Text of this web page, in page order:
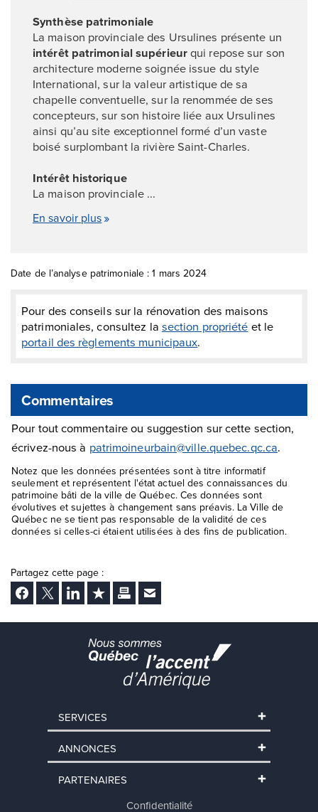
Synthèse patrimoniale
La maison provinciale des Ursulines présente un
intérêt patrimonial supérieurqui repose sur son
architecture moderne soignée issue du style
International, sur la valeur artistique de sa
chapelle conventuelle, sur la renommée de ses
concepteurs, sur son histoire liée aux Ursulines
ainsi qu’au site exceptionnel formé d’un vaste
boisé surplombant la rivière Saint-Charles.
Intérêt historique
La maison provinciale ...
En savoir plus
Date de l’analyse patrimoniale : 1 mars 2024
Pour des conseils sur la rénovation des maisons
patrimoniales, consultez la section propriété et le
portail des règlements municipaux.
Commentaires
Pour tout commentaire ou suggestion sur cette section,
écrivez-nous à patrimoineurbain@ville.quebec.qc.ca.
Notez que les données présentées sont à titre informatif
seulement et représentent l'état actuel des connaissances du
patrimoine bâti de la ville de Québec. Ces données sont
évolutives et sujettes à changement sans préavis. La Ville de
Québec ne se tient pas responsable de la validité de ces
données si celles-ci étaient utilisées à des fins de publication.
Partagez cette page :
Facebook
Twitter LinkedInAjouter aux favoris
ImprimerEnvoyer Ã un ami
SERVICES
ANNONCES
PARTENAIRES
Confidentialité